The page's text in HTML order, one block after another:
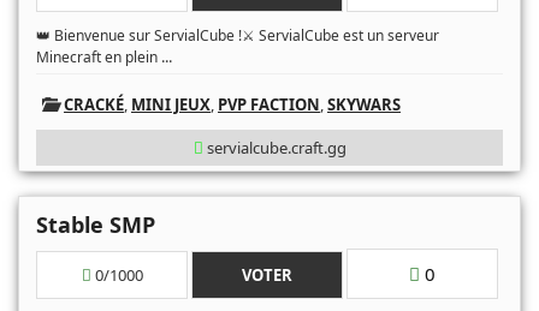
👑 Bienvenue sur ServialCube !⚔️ ServialCube est un serveur
Minecraft en plein ...
CRACKÉ, MINI JEUX, PVP FACTION,SKYWARS
servialcube.craft.gg
Stable SMP
0/1000 VOTER 0